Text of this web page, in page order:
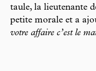
taule, la lieutenante
petite morale et a
votre affaire c’est le